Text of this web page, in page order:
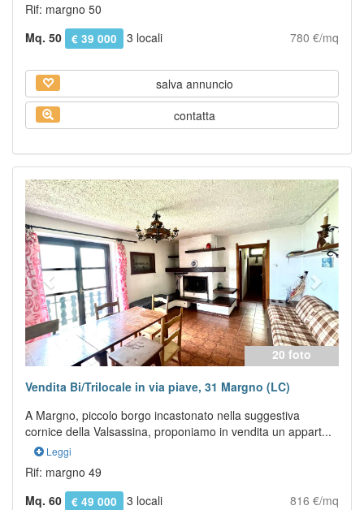
Rif: margno 50
Mq. 50
€ 39 000 3 locali 780 €/mq
salva annuncio
contatta
20 foto
Previous Next
Vendita Bi/Trilocale in via piave, 31 Margno (LC)
A Margno, piccolo borgo incastonato nella suggestiva
cornice della Valsassina, proponiamo in vendita un appart...
Leggi
Rif: margno 49
Mq. 60
€ 49 000 3 locali 816 €/mq